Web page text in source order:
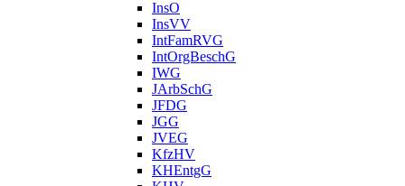
InsO
InsVV
IntFamRVG
IntOrgBeschG
IWG
JArbSchG
JFDG
JGG
JVEG
KfzHV
KHEntgG